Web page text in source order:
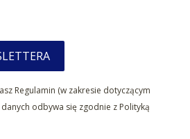
Regulamin (w zakresie dotyczącym
odbywa się zgodnie z Polityką